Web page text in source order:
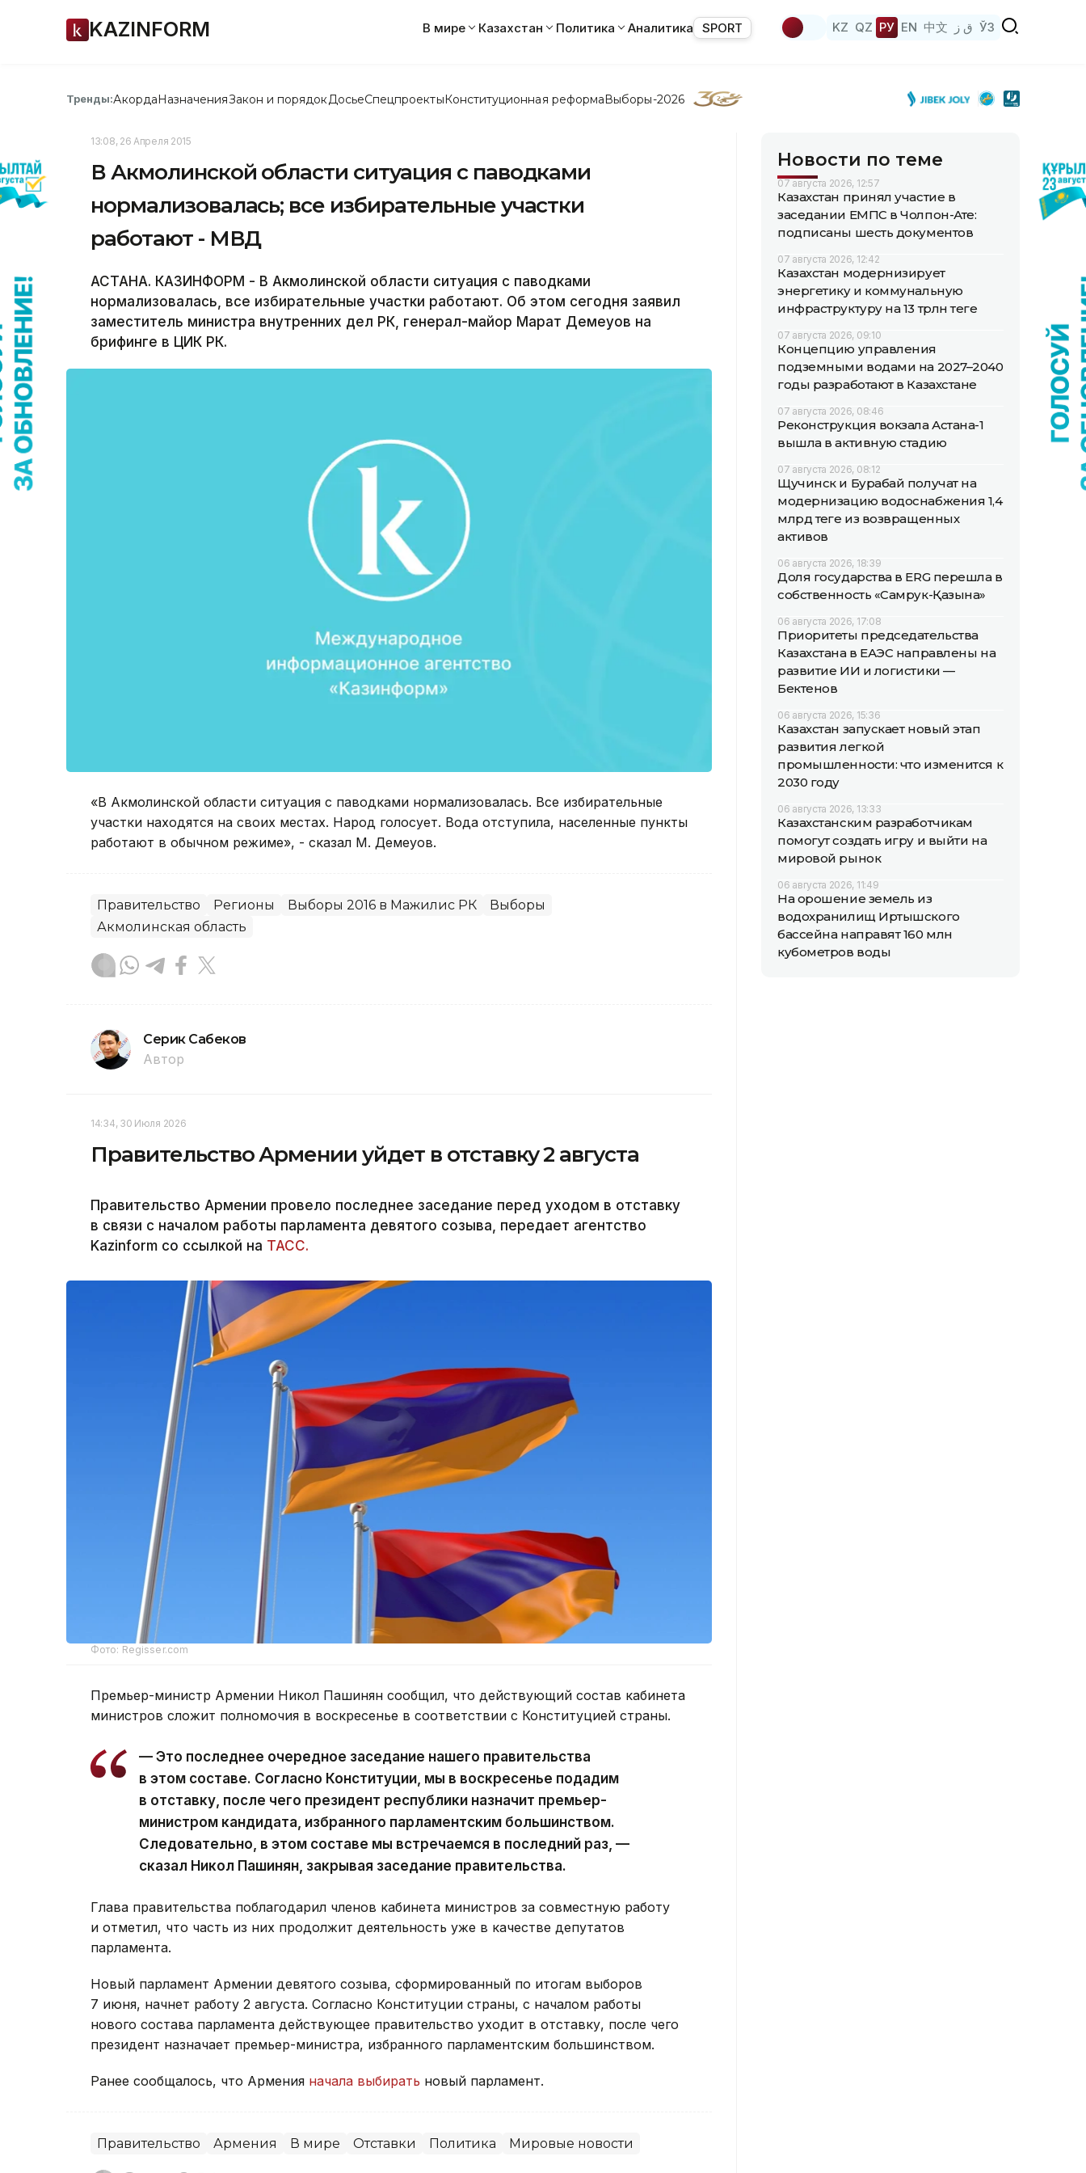
KAZINFORM В мире Казахстан Политика Аналитика SPORT KZ QZ РУ EN 中文 ق ز ЎЗ
Тренды:АкордаНазначенияЗакон и порядок ДосьеСпецпроектыКонституционная реформаВыборы-2026
13:08, 26 Апреля 2015
В Акмолинской области ситуация с паводками
нормализовалась; все избирательные участки
работают - МВД
АСТАНА. КАЗИНФОРМ - В Акмолинской области ситуация с паводками
нормализовалась, все избирательные участки работают. Об этом сегодня заявил
заместитель министра внутренних дел РК, генерал-майор Марат Демеуов на
брифинге в ЦИК РК.
«В Акмолинской области ситуация с паводками нормализовалась. Все избирательные
участки находятся на своих местах. Народ голосует. Вода отступила, населенные пункты
работают в обычном режиме», - сказал М. Демеуов.
Правительство Регионы Выборы 2016 в Мажилис РК
Выборы
Акмолинская область
Серик Сабеков
Автор
14:34, 30 Июля 2026
Правительство Армении уйдет в отставку 2 августа
Правительство Армении провело последнее заседание перед уходом в отставку
в связи с началом работы парламента девятого созыва, передает агентство
Kazinform со ссылкой на ТАСС.
Фото: Regisser.com
Премьер-министр Армении Никол Пашинян сообщил, что действующий состав кабинета
министров сложит полномочия в воскресенье в соответствии с Конституцией страны.
— Это последнее очередное заседание нашего правительства
в этом составе. Согласно Конституции, мы в воскресенье подадим
в отставку, после чего президент республики назначит премьер-
министром кандидата, избранного парламентским большинством.
Следовательно, в этом составе мы встречаемся в последний раз, —
сказал Никол Пашинян, закрывая заседание правительства.
Глава правительства поблагодарил членов кабинета министров за совместную работу
и отметил, что часть из них продолжит деятельность уже в качестве депутатов
парламента.
Новый парламент Армении девятого созыва, сформированный по итогам выборов
7 июня, начнет работу 2 августа. Согласно Конституции страны, с началом работы
нового состава парламента действующее правительство уходит в отставку, после чего
президент назначает премьер-министра, избранного парламентским большинством.
Ранее сообщалось, что Армения начала выбирать новый парламент.
Правительство Армения В мире Отставки Политика Мировые новости
Новости по теме
07 августа 2026, 12:57
Казахстан принял участие в
заседании ЕМПС в Чолпон-Ате:
подписаны шесть документов
07 августа 2026, 12:42
Казахстан модернизирует
энергетику и коммунальную
инфраструктуру на 13 трлн теңге
07 августа 2026, 09:10
Концепцию управления
подземными водами на 2027–2040
годы разработают в Казахстане
07 августа 2026, 08:46
Реконструкция вокзала Астана-1
вышла в активную стадию
07 августа 2026, 08:12
Щучинск и Бурабай получат на
модернизацию водоснабжения 1,4
млрд теңге из возвращенных
активов
06 августа 2026, 18:39
Доля государства в ERG перешла в
собственность «Самрук-Қазына»
06 августа 2026, 17:08
Приоритеты председательства
Казахстана в ЕАЭС направлены на
развитие ИИ и логистики —
Бектенов
06 августа 2026, 15:36
Казахстан запускает новый этап
развития легкой
промышленности: что изменится к
2030 году
06 августа 2026, 13:33
Казахстанским разработчикам
помогут создать игру и выйти на
мировой рынок
06 августа 2026, 11:49
На орошение земель из
водохранилищ Иртышского
бассейна направят 160 млн
кубометров воды